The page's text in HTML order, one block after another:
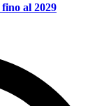
al 2029